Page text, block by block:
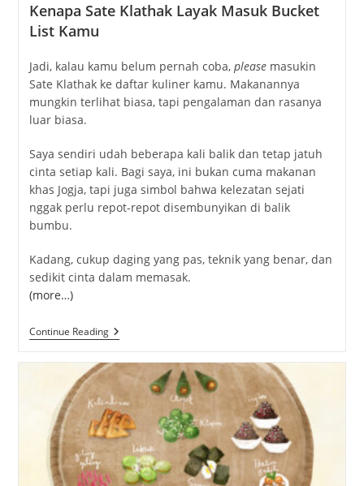
Kenapa Sate Klathak Layak Masuk Bucket
List Kamu
Jadi, kalau kamu belum pernah coba, pleasemasukin
Sate Klathak ke daftar kuliner kamu. Makanannya
mungkin terlihat biasa, tapi pengalaman dan rasanya
luar biasa.
Saya sendiri udah beberapa kali balik dan tetap jatuh
cinta setiap kali. Bagi saya, ini bukan cuma makanan
khas Jogja, tapi juga simbol bahwa kelezatan sejati
nggak perlu repot-repot disembunyikan di balik
bumbu.
Kadang, cukup daging yang pas, teknik yang benar, dan
sedikit cinta dalam memasak.
(more…)
Continue ReadingSate
Klathak:
Sederhana
Dari
Kelezatan
Daging
Kambing
Panggang
Jogja